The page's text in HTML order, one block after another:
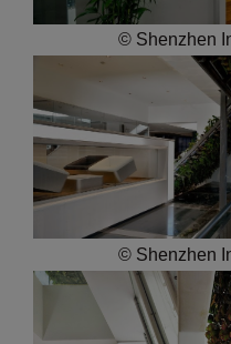
© Shenzhen
© Shenzhen